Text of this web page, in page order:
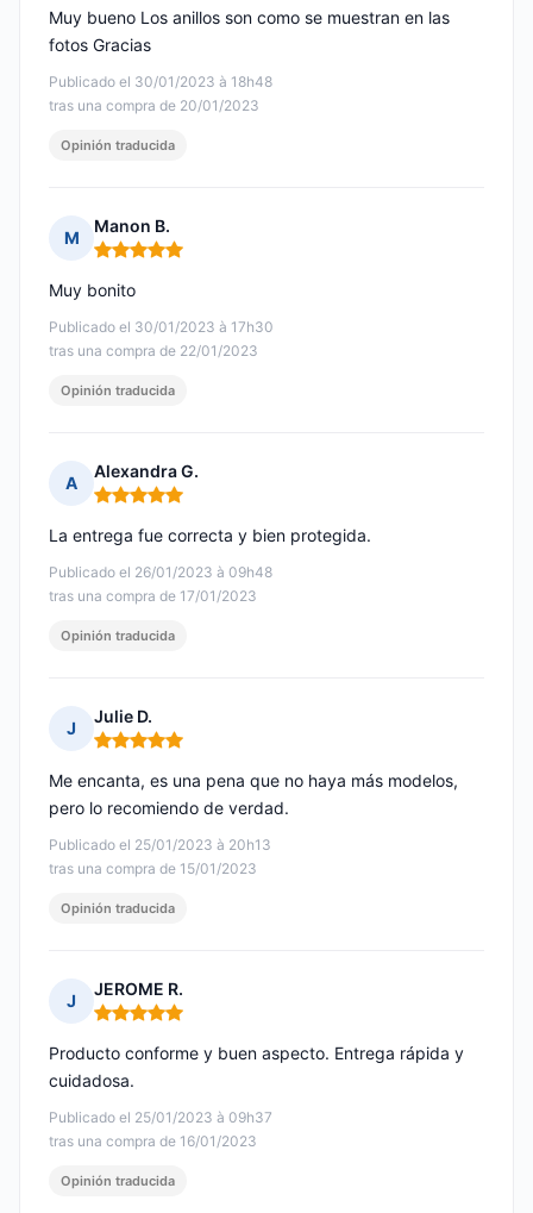
Publicado el 30/01/2023 à 18h48
tras una compra de 20/01/2023
Muy bueno Los anillos son como se muestran en las
fotos Gracias
Opinión traducida
M
Manon B.
Nota: 5 de 5
Publicado el 30/01/2023 à 17h30
tras una compra de 22/01/2023
Muy bonito
Opinión traducida
A
Alexandra G.
Nota: 5 de 5
Publicado el 26/01/2023 à 09h48
tras una compra de 17/01/2023
La entrega fue correcta y bien protegida.
Opinión traducida
J
Julie D.
Nota: 5 de 5
Publicado el 25/01/2023 à 20h13
tras una compra de 15/01/2023
Me encanta, es una pena que no haya más modelos,
pero lo recomiendo de verdad.
Opinión traducida
J
JEROME R.
Nota: 5 de 5
Publicado el 25/01/2023 à 09h37
tras una compra de 16/01/2023
Producto conforme y buen aspecto. Entrega rápida y
cuidadosa.
Opinión traducida